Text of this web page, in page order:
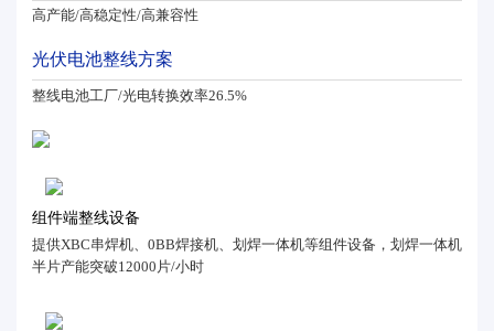
高产能/高稳定性/高兼容性
光伏电池整线方案
整线电池工厂/光电转换效率26.5%
组件端整线设备
提供XBC串焊机、0BB焊接机、划焊一体机等组件设备，划焊一体机
半片产能突破12000片/小时